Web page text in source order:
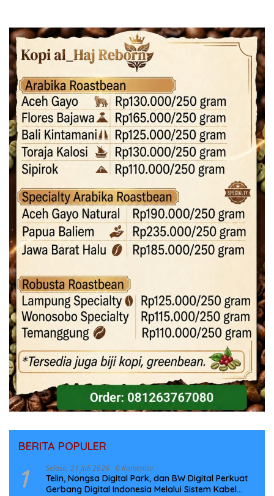
BERITA POPULER
1 Selasa, 21 Juli 2026 0 Komentar
Telin, Nongsa Digital Park, dan BW Digital Perkuat
Gerbang Digital Indonesia Melalui Sistem Kabel